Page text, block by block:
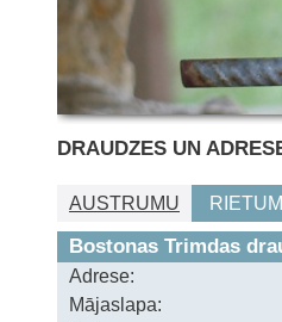
DRAUDZES UN
AUSTRUMU
Bostonas Trimdas
Adrese:
Mājaslapa: